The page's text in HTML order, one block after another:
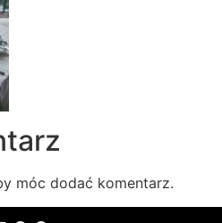
móc dodać komentarz.